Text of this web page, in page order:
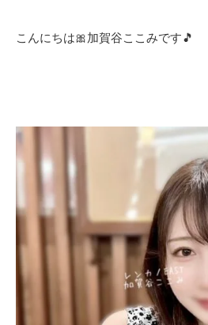
こんにちは🎀加賀谷ここみです🎵